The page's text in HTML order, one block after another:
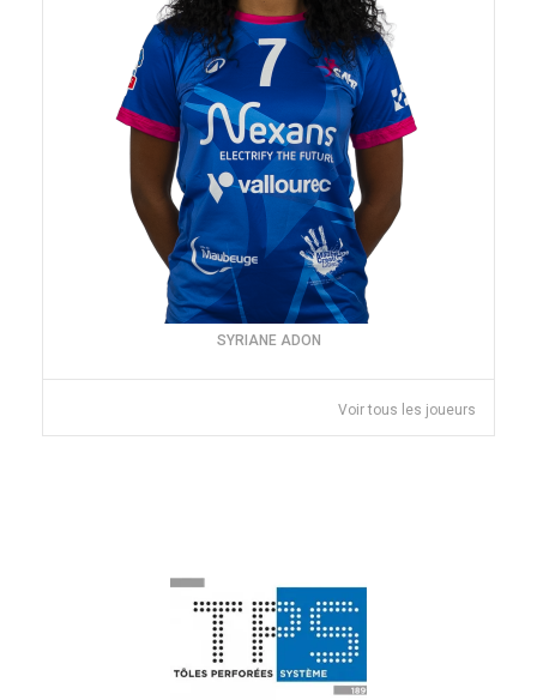
SYRIANE ADON
Voir tous les joueurs